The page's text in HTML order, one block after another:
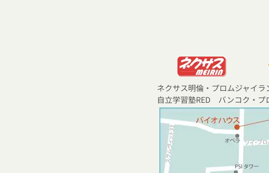
ネクサス明倫・プロムジャイ
自立学習塾RED バンコク・プ